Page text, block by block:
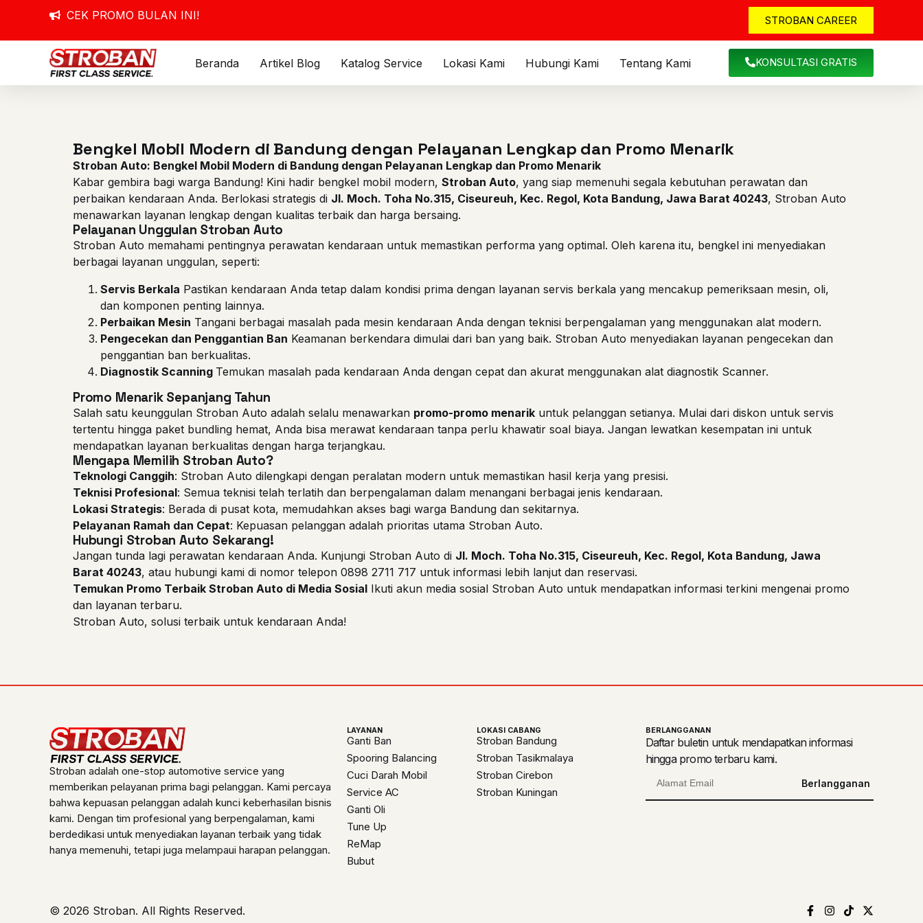
CEK PROMO BULAN INI! STROBAN CAREER
Beranda Artikel Blog Katalog Service Lokasi Kami Hubungi Kami Tentang Kami KONSULTASI GRATIS
Bengkel Mobil Modern di Bandung dengan Pelayanan Lengkap dan Promo Menarik
Stroban Auto: Bengkel Mobil Modern di Bandung dengan Pelayanan Lengkap dan Promo Menarik
Kabar gembira bagi warga Bandung! Kini hadir bengkel mobil modern, Stroban Auto, yang siap memenuhi segala kebutuhan perawatan dan
perbaikan kendaraan Anda. Berlokasi strategis di Jl. Moch. Toha No.315, Ciseureuh, Kec. Regol, Kota Bandung, Jawa Barat 40243, Stroban Auto
menawarkan layanan lengkap dengan kualitas terbaik dan harga bersaing.
Pelayanan Unggulan Stroban Auto
Stroban Auto memahami pentingnya perawatan kendaraan untuk memastikan performa yang optimal. Oleh karena itu, bengkel ini menyediakan
berbagai layanan unggulan, seperti:
Servis Berkala Pastikan kendaraan Anda tetap dalam kondisi prima dengan layanan servis berkala yang mencakup pemeriksaan mesin, oli,
dan komponen penting lainnya.
Perbaikan Mesin Tangani berbagai masalah pada mesin kendaraan Anda dengan teknisi berpengalaman yang menggunakan alat modern.
Pengecekan dan Penggantian Ban Keamanan berkendara dimulai dari ban yang baik. Stroban Auto menyediakan layanan pengecekan dan
penggantian ban berkualitas.
Diagnostik Scanning Temukan masalah pada kendaraan Anda dengan cepat dan akurat menggunakan alat diagnostik Scanner.
Promo Menarik Sepanjang Tahun
Salah satu keunggulan Stroban Auto adalah selalu menawarkan promo-promo menarik untuk pelanggan setianya. Mulai dari diskon untuk servis
tertentu hingga paket bundling hemat, Anda bisa merawat kendaraan tanpa perlu khawatir soal biaya. Jangan lewatkan kesempatan ini untuk
mendapatkan layanan berkualitas dengan harga terjangkau.
Mengapa Memilih Stroban Auto?
Teknologi Canggih: Stroban Auto dilengkapi dengan peralatan modern untuk memastikan hasil kerja yang presisi.
Teknisi Profesional: Semua teknisi telah terlatih dan berpengalaman dalam menangani berbagai jenis kendaraan.
Lokasi Strategis: Berada di pusat kota, memudahkan akses bagi warga Bandung dan sekitarnya.
Pelayanan Ramah dan Cepat: Kepuasan pelanggan adalah prioritas utama Stroban Auto.
Hubungi Stroban Auto Sekarang!
Jangan tunda lagi perawatan kendaraan Anda. Kunjungi Stroban Auto di Jl. Moch. Toha No.315, Ciseureuh, Kec. Regol, Kota Bandung, Jawa
Barat 40243, atau hubungi kami di nomor telepon 0898 2711 717 untuk informasi lebih lanjut dan reservasi.
Temukan Promo Terbaik Stroban Auto di Media Sosial Ikuti akun media sosial Stroban Auto untuk mendapatkan informasi terkini mengenai promo
dan layanan terbaru.
Stroban Auto, solusi terbaik untuk kendaraan Anda!
Stroban adalah one-stop automotive service yang
memberikan pelayanan prima bagi pelanggan. Kami percaya
bahwa kepuasan pelanggan adalah kunci keberhasilan bisnis
kami. Dengan tim profesional yang berpengalaman, kami
berdedikasi untuk menyediakan layanan terbaik yang tidak
hanya memenuhi, tetapi juga melampaui harapan pelanggan.
LAYANAN
Ganti Ban
Spooring Balancing
Cuci Darah Mobil
Service AC
Ganti Oli
Tune Up
ReMap
Bubut
LOKASI CABANG
Stroban Bandung
Stroban Tasikmalaya
Stroban Cirebon
Stroban Kuningan
BERLANGGANAN
Daftar buletin untuk mendapatkan informasi
hingga promo terbaru kami.
Berlangganan
© 2026 Stroban. All Rights Reserved.